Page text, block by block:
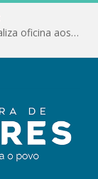
Conselho Municipal de Assistência Social realiza oficina aos servidores